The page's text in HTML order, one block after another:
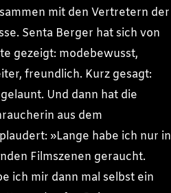
mit den Vertretern der
Senta Berger hat sich von
gezeigt: modebewusst,
freundlich. Kurz gesagt:
Und dann hat die
aus dem
»Lange habe ich nur in
Filmszenen geraucht.
ich mir dann mal selbst ein